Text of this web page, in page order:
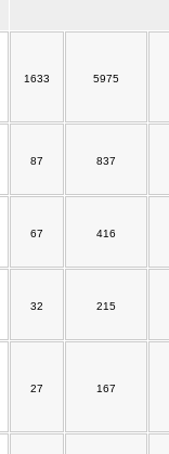
1633 5975
87 837
67 416
32 215
27 167